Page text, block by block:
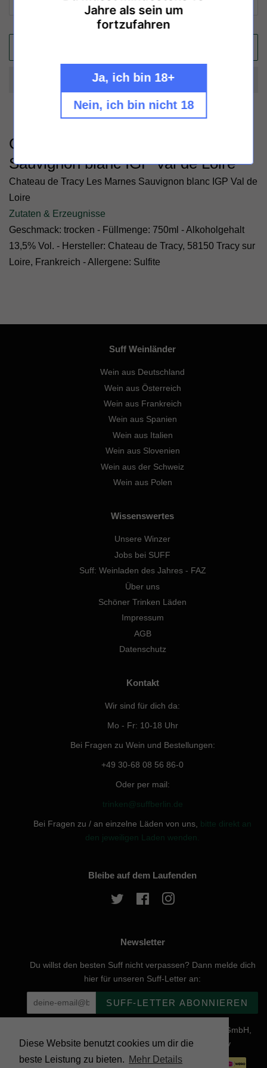
Diese Website benutzt cookies um dir die
beste Leistung zu bieten. Mehr Details
Chateau de Tracy Les Marnes
Sauvignon blanc IGP Val de Loire
Chateau de Tracy Les Marnes Sauvignon blanc IGP Val de
Loire
Zutaten & Erzeugnisse
Geschmack: trocken - Füllmenge: 750ml - Alkoholgehalt
13,5% Vol. - Hersteller: Chateau de Tracy, 58150 Tracy sur
Loire, Frankreich - Allergene: Sulfite
Suff Weinländer
Wein aus Deutschland
Wein aus Österreich
Wein aus Frankreich
Wein aus Spanien
Wein aus Italien
Wein aus Slovenien
Wein aus der Schweiz
Wein aus Polen
Wissenswertes
Unsere Winzer
Jobs bei SUFF
Suff: Weinladen des Jahres - FAZ
Über uns
Schöner Trinken Läden
Impressum
AGB
Datenschutz
Kontakt
Wir sind für dich da:
Mo - Fr: 10-18 Uhr
Bei Fragen zu Wein und Bestellungen:
+49 30-68 08 56 86-0
Oder per mail:
trinken@suffberlin.de
Bei Fragen zu / an einzelne Läden von uns, bitte direkt an
den jeweiligen Laden wenden.
Bleibe auf dem Laufenden
Twitter Facebook
Newsletter
Du willst den besten Suff nicht verpassen? Dann melde dich
hier für unseren Suff-Letter an:
SUFF-LETTER ABONNIEREN
Urheberrecht © 2026, website created by Naturgenuss GmbH,
Nobelstraße 20, 12057 Berlin - Powered by Shopify
Zahlungsarten
Jahre als sein um
fortzufahren
Ja, ich bin 18+
Nein, ich bin nicht 18